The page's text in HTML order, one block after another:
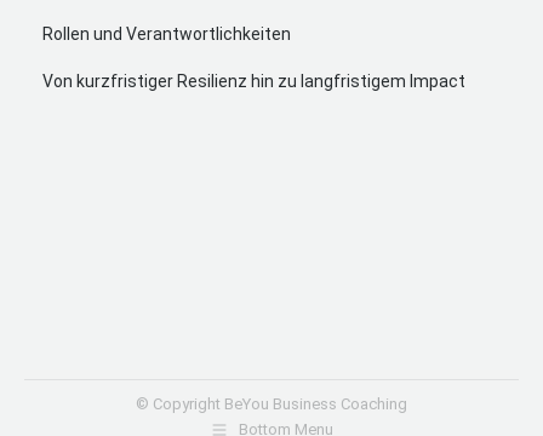
windowwindowwindow
Rollen und Verantwortlichkeiten
Von kurzfristiger Resilienz hin zu langfristigem Impact
© Copyright BeYou Business Coaching
Bottom Menu